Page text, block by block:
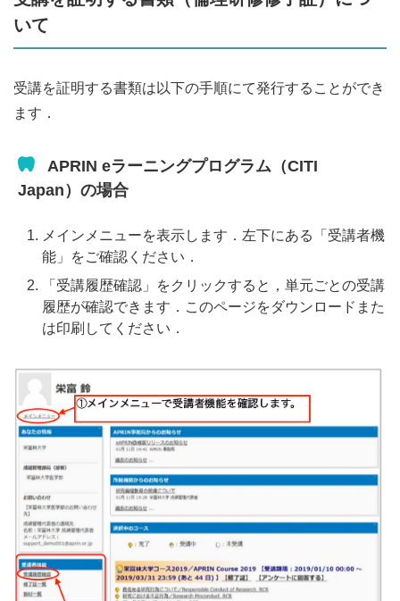
いて
受講を証明する書類は以下の手順にて発行することができ
ます．
APRIN eラーニングプログラム（CITI
Japan）の場合
メインメニューを表示します．左下にある「受講者機
能」をご確認ください．
「受講履歴確認」をクリックすると，単元ごとの受講
履歴が確認できます．このページをダウンロードまた
は印刷してください．